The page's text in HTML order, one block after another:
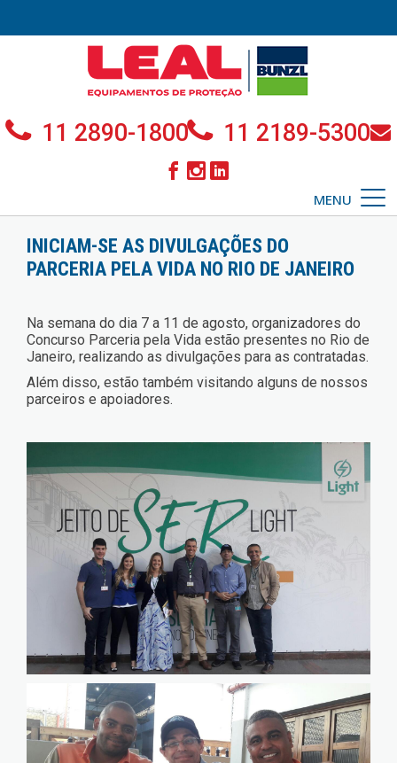
11 2890-1800 11 2189-5300
MENU
INICIAM-SE AS DIVULGAÇÕES DO
PARCERIA PELA VIDA NO RIO DE JANEIRO
Na semana do dia 7 a 11 de agosto, organizadores do
Concurso Parceria pela Vida estão presentes no Rio de
Janeiro, realizando as divulgações para as contratadas.
Além disso, estão também visitando alguns de nossos
parceiros e apoiadores.